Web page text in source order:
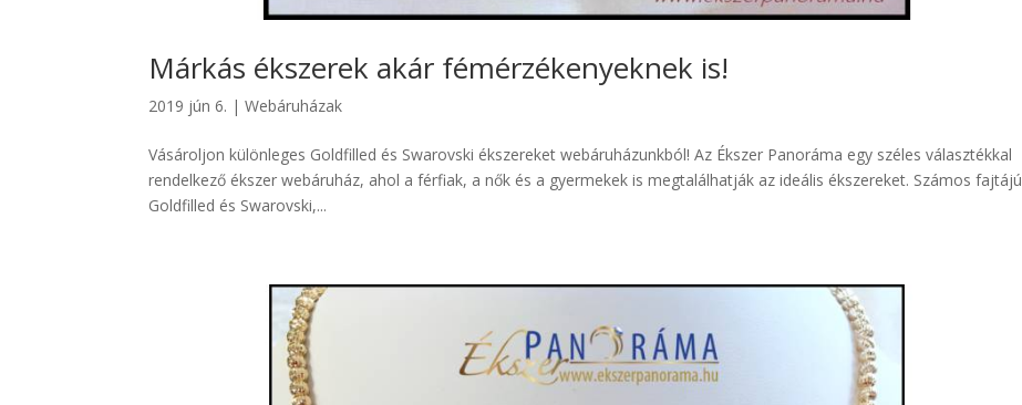
Márkás ékszerek akár fémérzékenyeknek is!
2019 jún 6. |Webáruházak
Vásároljon különleges Goldfilled és Swarovski ékszereket webáruházunkból! Az Ékszer Panoráma egy széles választékkal
rendelkező ékszer webáruház, ahol a férfiak, a nők és a gyermekek is megtalálhatják az ideális ékszereket. Számos fajtájú
Goldfilled és Swarovski,...